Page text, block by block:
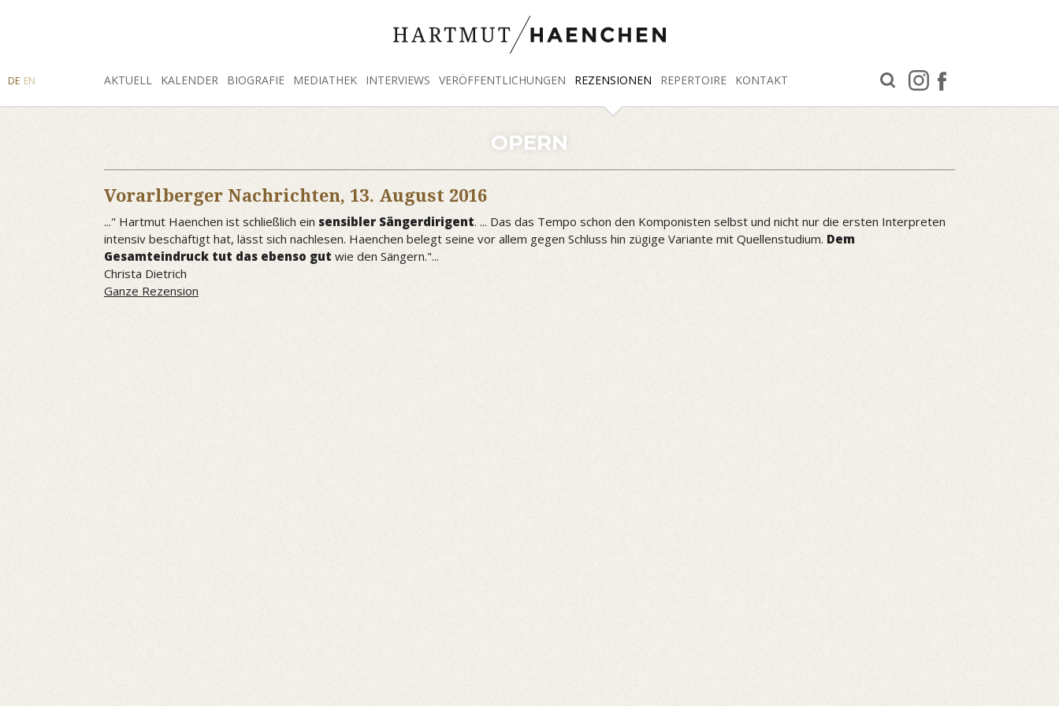
AKTUELL KALENDER BIOGRAFIE MEDIATHEK INTERVIEWS VERÖFFENTLICHUNGEN REZENSIONEN REPERTOIRE KONTAKT
FACEBOOK
INSTAGRAM
SUCHE
DE EN
OPERN
Vorarlberger Nachrichten, 13. August 2016
..." Hartmut Haenchen ist schließlich ein sensibler Sängerdirigent. ... Das das Tempo schon den Komponisten selbst und nicht nur die ersten Interpreten
intensiv beschäftigt hat, lässt sich nachlesen. Haenchen belegt seine vor allem gegen Schluss hin zügige Variante mit Quellenstudium. Dem
Gesamteindruck tut das ebenso gut wie den Sängern."...
Christa Dietrich
Ganze Rezension